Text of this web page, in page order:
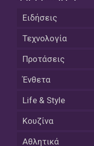
Ειδήσεις
Τεχνολογία
Προτάσεις
Ένθετα
Life & Style
Κουζίνα
Αθλητικά